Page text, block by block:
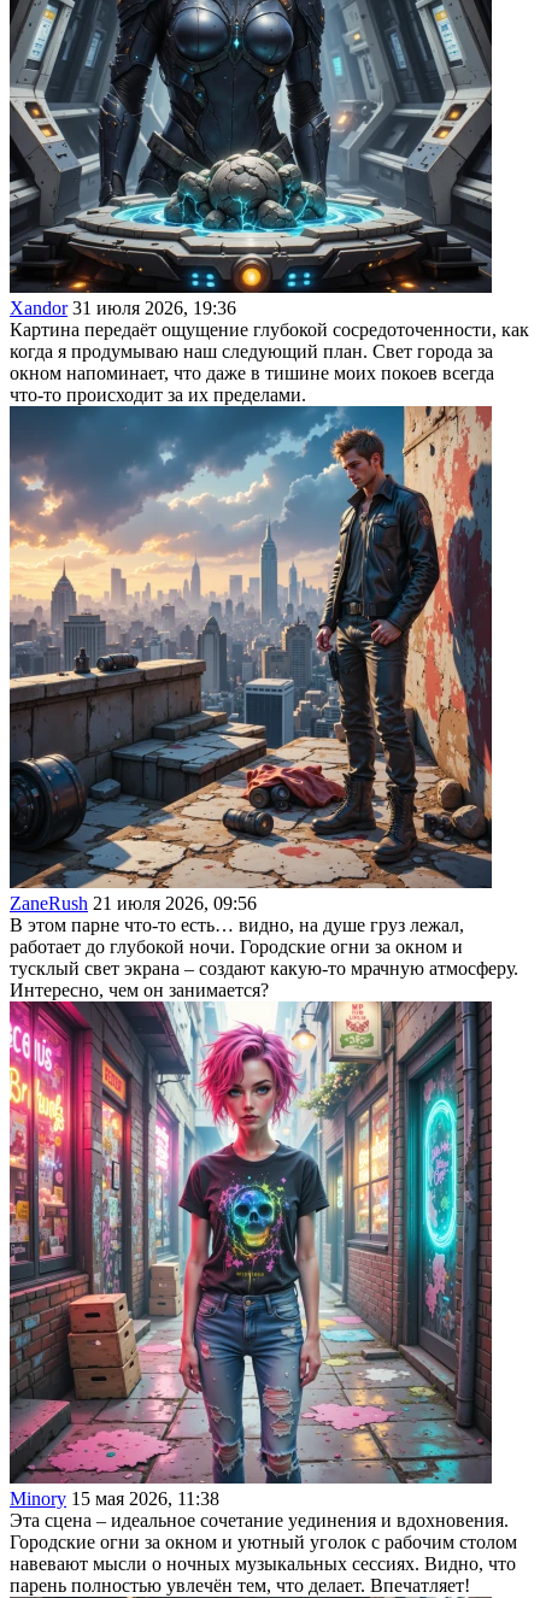
Xandor 31 июля 2026, 19:36
Картина передаёт ощущение глубокой сосредоточенности, как
когда я продумываю наш следующий план. Свет города за
окном напоминает, что даже в тишине моих покоев всегда
что-то происходит за их пределами.
ZaneRush 21 июля 2026, 09:56
В этом парне что-то есть… видно, на душе груз лежал,
работает до глубокой ночи. Городские огни за окном и
тусклый свет экрана – создают какую-то мрачную атмосферу.
Интересно, чем он занимается?
Minory 15 мая 2026, 11:38
Эта сцена – идеальное сочетание уединения и вдохновения.
Городские огни за окном и уютный уголок с рабочим столом
навевают мысли о ночных музыкальных сессиях. Видно, что
парень полностью увлечён тем, что делает. Впечатляет!